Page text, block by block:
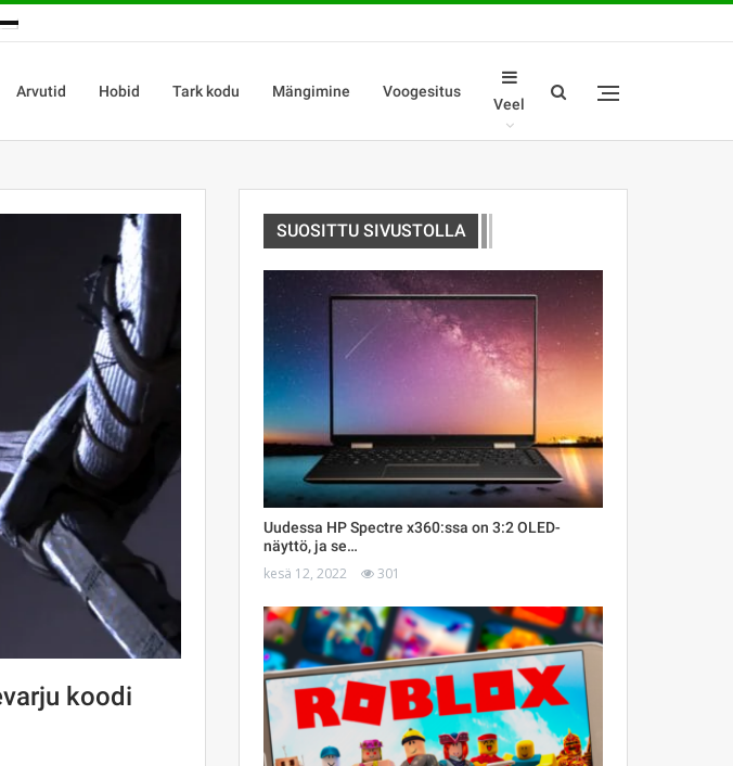
Arvutid Hobid Tark kodu Mängimine Voogesitus
Veel
koodi
SUOSITTU SIVUSTOLLA
Uudessa HP Spectre x360:ssa on 3:2 OLED-
näyttö, ja se…
kesä 12, 2022 301